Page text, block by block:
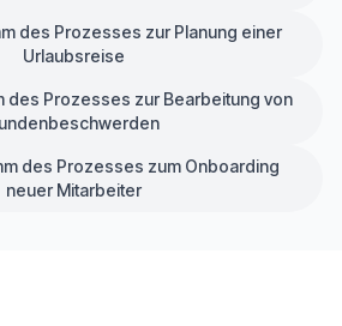
des Prozesses zur Planung einer
Urlaubsreise
des Prozesses zur Bearbeitung von
des Prozesses zum Onboarding
neuer Mitarbeiter